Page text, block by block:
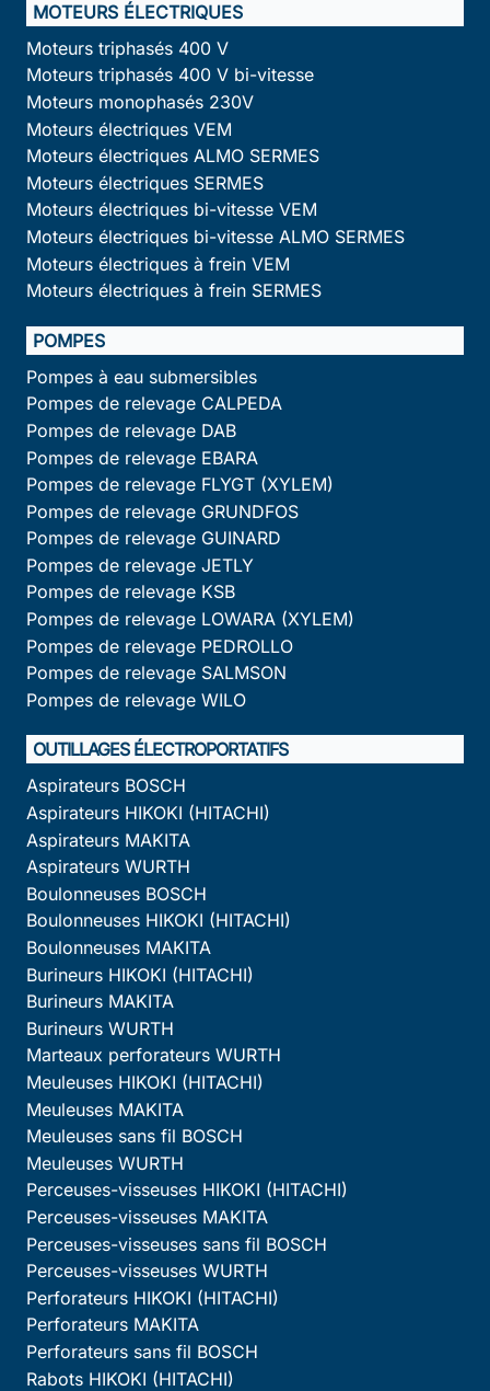
MOTEURS ÉLECTRIQUES
Moteurs triphasés 400 V
Moteurs triphasés 400 V bi-vitesse
Moteurs monophasés 230V
Moteurs électriques VEM
Moteurs électriques ALMO SERMES
Moteurs électriques SERMES
Moteurs électriques bi-vitesse VEM
Moteurs électriques bi-vitesse ALMO SERMES
Moteurs électriques à frein VEM
Moteurs électriques à frein SERMES
POMPES
Pompes à eau submersibles
Pompes de relevage CALPEDA
Pompes de relevage DAB
Pompes de relevage EBARA
Pompes de relevage FLYGT (XYLEM)
Pompes de relevage GRUNDFOS
Pompes de relevage GUINARD
Pompes de relevage JETLY
Pompes de relevage KSB
Pompes de relevage LOWARA (XYLEM)
Pompes de relevage PEDROLLO
Pompes de relevage SALMSON
Pompes de relevage WILO
OUTILLAGES ÉLECTROPORTATIFS
Aspirateurs BOSCH
Aspirateurs HIKOKI (HITACHI)
Aspirateurs MAKITA
Aspirateurs WURTH
Boulonneuses BOSCH
Boulonneuses HIKOKI (HITACHI)
Boulonneuses MAKITA
Burineurs HIKOKI (HITACHI)
Burineurs MAKITA
Burineurs WURTH
Marteaux perforateurs WURTH
Meuleuses HIKOKI (HITACHI)
Meuleuses MAKITA
Meuleuses sans fil BOSCH
Meuleuses WURTH
Perceuses-visseuses HIKOKI (HITACHI)
Perceuses-visseuses MAKITA
Perceuses-visseuses sans fil BOSCH
Perceuses-visseuses WURTH
Perforateurs HIKOKI (HITACHI)
Perforateurs MAKITA
Perforateurs sans fil BOSCH
Rabots HIKOKI (HITACHI)